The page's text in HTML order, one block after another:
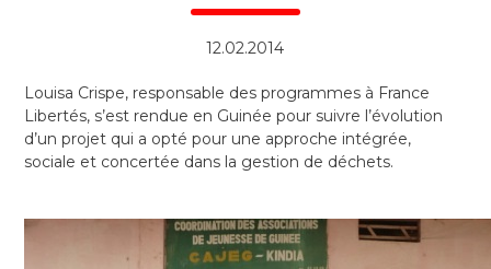
12.02.2014
Louisa Crispe, responsable des programmes à France
Libertés, s’est rendue en Guinée pour suivre l’évolution
d’un projet qui a opté pour une approche intégrée,
sociale et concertée dans la gestion de déchets.